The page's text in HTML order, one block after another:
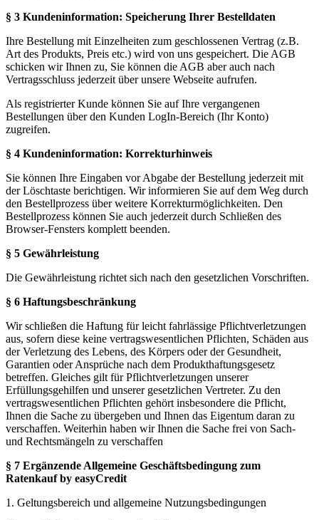
§ 3 Kundeninformation: Speicherung Ihrer Bestelldaten
Ihre Bestellung mit Einzelheiten zum geschlossenen Vertrag (z.B.
Art des Produkts, Preis etc.) wird von uns gespeichert. Die AGB
schicken wir Ihnen zu, Sie können die AGB aber auch nach
Vertragsschluss jederzeit über unsere Webseite aufrufen.
Als registrierter Kunde können Sie auf Ihre vergangenen
Bestellungen über den Kunden LogIn-Bereich (Ihr Konto)
zugreifen.
§ 4 Kundeninformation: Korrekturhinweis
Sie können Ihre Eingaben vor Abgabe der Bestellung jederzeit mit
der Löschtaste berichtigen. Wir informieren Sie auf dem Weg durch
den Bestellprozess über weitere Korrekturmöglichkeiten. Den
Bestellprozess können Sie auch jederzeit durch Schließen des
Browser-Fensters komplett beenden.
§ 5 Gewährleistung
Die Gewährleistung richtet sich nach den gesetzlichen Vorschriften.
§ 6 Haftungsbeschränkung
Wir schließen die Haftung für leicht fahrlässige Pflichtverletzungen
aus, sofern diese keine vertragswesentlichen Pflichten, Schäden aus
der Verletzung des Lebens, des Körpers oder der Gesundheit,
Garantien oder Ansprüche nach dem Produkthaftungsgesetz
betreffen. Gleiches gilt für Pflichtverletzungen unserer
Erfüllungsgehilfen und unserer gesetzlichen Vertreter. Zu den
vertragswesentlichen Pflichten gehört insbesondere die Pflicht,
Ihnen die Sache zu übergeben und Ihnen das Eigentum daran zu
verschaffen. Weiterhin haben wir Ihnen die Sache frei von Sach-
und Rechtsmängeln zu verschaffen
§ 7 Ergänzende Allgemeine Geschäftsbedingung zum
Ratenkauf by easyCredit
1. Geltungsbereich und allgemeine Nutzungsbedingungen